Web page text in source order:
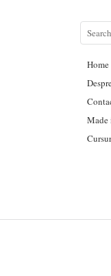
Home
Made